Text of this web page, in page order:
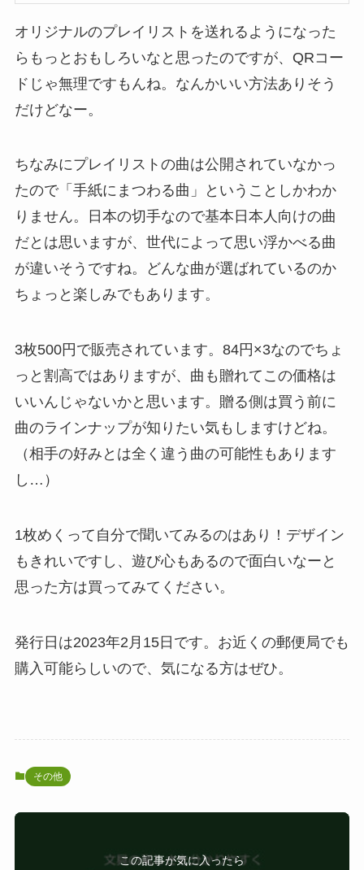
オリジナルのプレイリストを送れるようになった
らもっとおもしろいなと思ったのですが、QRコー
ドじゃ無理ですもんね。なんかいい方法ありそう
だけどなー。
ちなみにプレイリストの曲は公開されていなかっ
たので「手紙にまつわる曲」ということしかわか
りません。日本の切手なので基本日本人向けの曲
だとは思いますが、世代によって思い浮かべる曲
が違いそうですね。どんな曲が選ばれているのか
ちょっと楽しみでもあります。
3枚500円で販売されています。84円×3なのでちょ
っと割高ではありますが、曲も贈れてこの価格は
いいんじゃないかと思います。贈る側は買う前に
曲のラインナップが知りたい気もしますけどね。
（相手の好みとは全く違う曲の可能性もあります
し…）
1枚めくって自分で聞いてみるのはあり！デザイン
もきれいですし、遊び心もあるので面白いなーと
思った方は買ってみてください。
発行日は2023年2月15日です。お近くの郵便局でも
購入可能らしいので、気になる方はぜひ。
その他
この記事が気に入ったら